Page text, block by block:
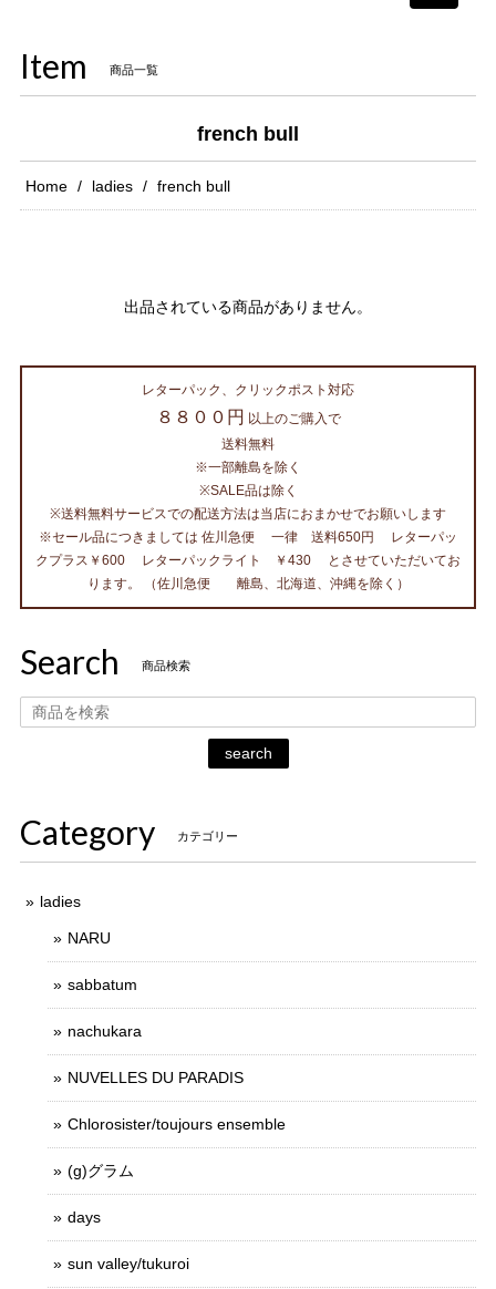
Item 商品一覧
french bull
Home ladies french bull
出品されている商品がありません。
レターパック、クリックポスト対応
８８００円 以上のご購入で
送料無料
※一部離島を除く
※SALE品は除く
※送料無料サービスでの配送方法は当店におまかせでお願いします
※セール品につきましては 佐川急便 一律 送料650円 レターパッ
クプラス￥600 レターパックライト ￥430 とさせていただいてお
ります。 （佐川急便 離島、北海道、沖縄を除く）
Search 商品検索
search
Category カテゴリー
ladies
NARU
sabbatum
nachukara
NUVELLES DU PARADIS
Chlorosister/toujours ensemble
(g)グラム
days
sun valley/tukuroi